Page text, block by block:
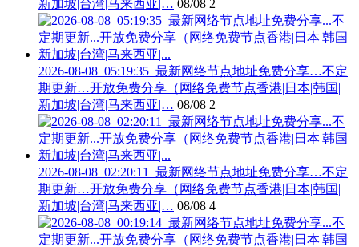
新加坡|台湾|马来西亚|… 08/08 2
2026-08-08_05:19:35_最新网络节点地址免费分享…不定
期更新…开放免费分享（网络免费节点香港|日本|韩国|
新加坡|台湾|马来西亚|… 08/08 2
2026-08-08_02:20:11_最新网络节点地址免费分享…不定
期更新…开放免费分享（网络免费节点香港|日本|韩国|
新加坡|台湾|马来西亚|… 08/08 4